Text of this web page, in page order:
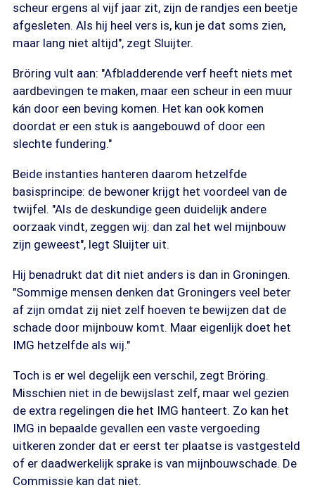
scheur ergens al vijf jaar zit, zijn de randjes een beetje
afgesleten. Als hij heel vers is, kun je dat soms zien,
maar lang niet altijd", zegt Sluijter.
Bröring vult aan: "Afbladderende verf heeft niets met
aardbevingen te maken, maar een scheur in een muur
kán door een beving komen. Het kan ook komen
doordat er een stuk is aangebouwd of door een
slechte fundering."
Beide instanties hanteren daarom hetzelfde
basisprincipe: de bewoner krijgt het voordeel van de
twijfel. "Als de deskundige geen duidelijk andere
oorzaak vindt, zeggen wij: dan zal het wel mijnbouw
zijn geweest", legt Sluijter uit.
Hij benadrukt dat dit niet anders is dan in Groningen.
"Sommige mensen denken dat Groningers veel beter
af zijn omdat zij niet zelf hoeven te bewijzen dat de
schade door mijnbouw komt. Maar eigenlijk doet het
IMG hetzelfde als wij."
Toch is er wel degelijk een verschil, zegt Bröring.
Misschien niet in de bewijslast zelf, maar wel gezien
de extra regelingen die het IMG hanteert. Zo kan het
IMG in bepaalde gevallen een vaste vergoeding
uitkeren zonder dat er eerst ter plaatse is vastgesteld
of er daadwerkelijk sprake is van mijnbouwschade. De
Commissie kan dat niet.